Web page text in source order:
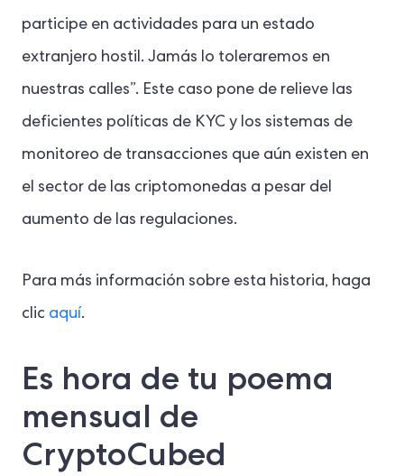
participe en actividades para un estado
extranjero hostil. Jamás lo toleraremos en
nuestras calles”. Este caso pone de relieve las
deficientes políticas de KYC y los sistemas de
monitoreo de transacciones que aún existen en
el sector de las criptomonedas a pesar del
aumento de las regulaciones.
Para más información sobre esta historia, haga
clic aquí.
Es hora de tu poema
mensual de
CryptoCubed